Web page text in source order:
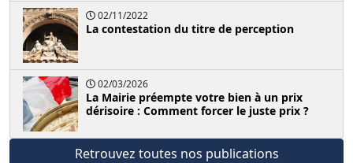
02/11/2022
La contestation du titre de perception
02/03/2026
La Mairie préempte votre bien à un prix
dérisoire : Comment forcer le juste prix ?
Retrouvez toutes nos publications